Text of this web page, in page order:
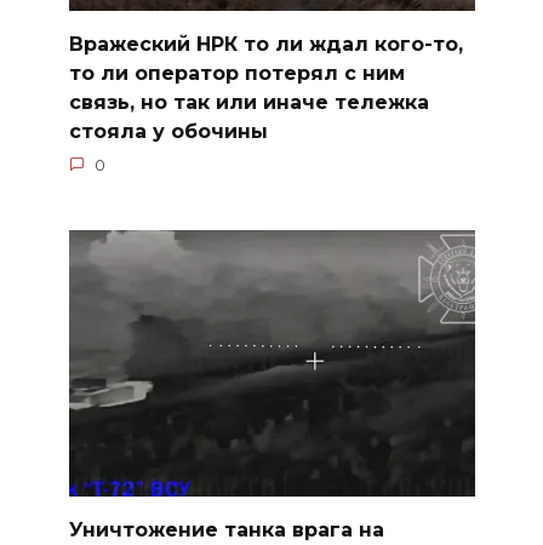
Вражеский НРК то ли ждал кого-то,
то ли оператор потерял с ним
связь, но так или иначе тележка
стояла у обочины
0
Уничтожение танка врага на